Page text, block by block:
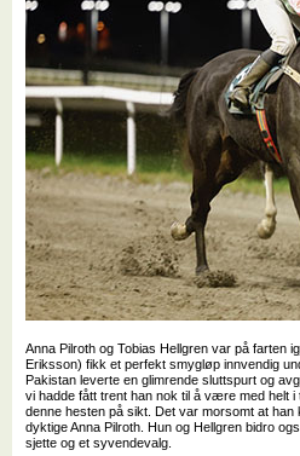
Anna Pilroth og Tobias Hellgren var på farten
Eriksson) fikk et perfekt smygløp innvendig
Pakistan leverte en glimrende sluttspurt og
vi hadde fått trent han nok til å være med helt
denne hesten på sikt. Det var morsomt at
dyktige Anna Pilroth. Hun og Hellgren bidro
sjette og et syvendevalg.